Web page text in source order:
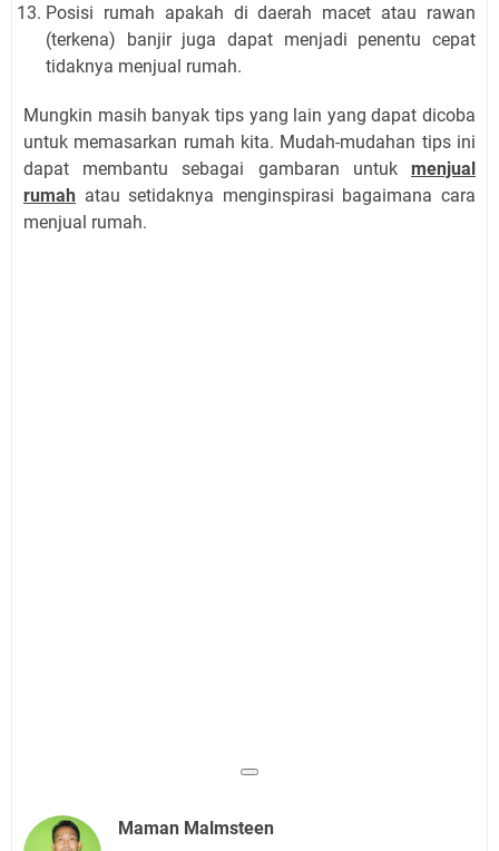
Posisi rumah apakah di daerah macet atau rawan
(terkena) banjir juga dapat menjadi penentu cepat
tidaknya menjual rumah.
Mungkin masih banyak tips yang lain yang dapat dicoba
untuk memasarkan rumah kita. Mudah-mudahan tips ini
dapat membantu sebagai gambaran untuk menjual
rumah atau setidaknya menginspirasi bagaimana cara
menjual rumah.
Maman Malmsteen